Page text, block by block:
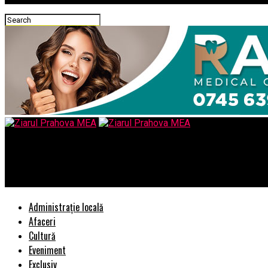
Administrație locală
Afaceri
Cultură
Eveniment
Exclusiv